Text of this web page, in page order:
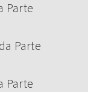
Parte
Parte
Parte